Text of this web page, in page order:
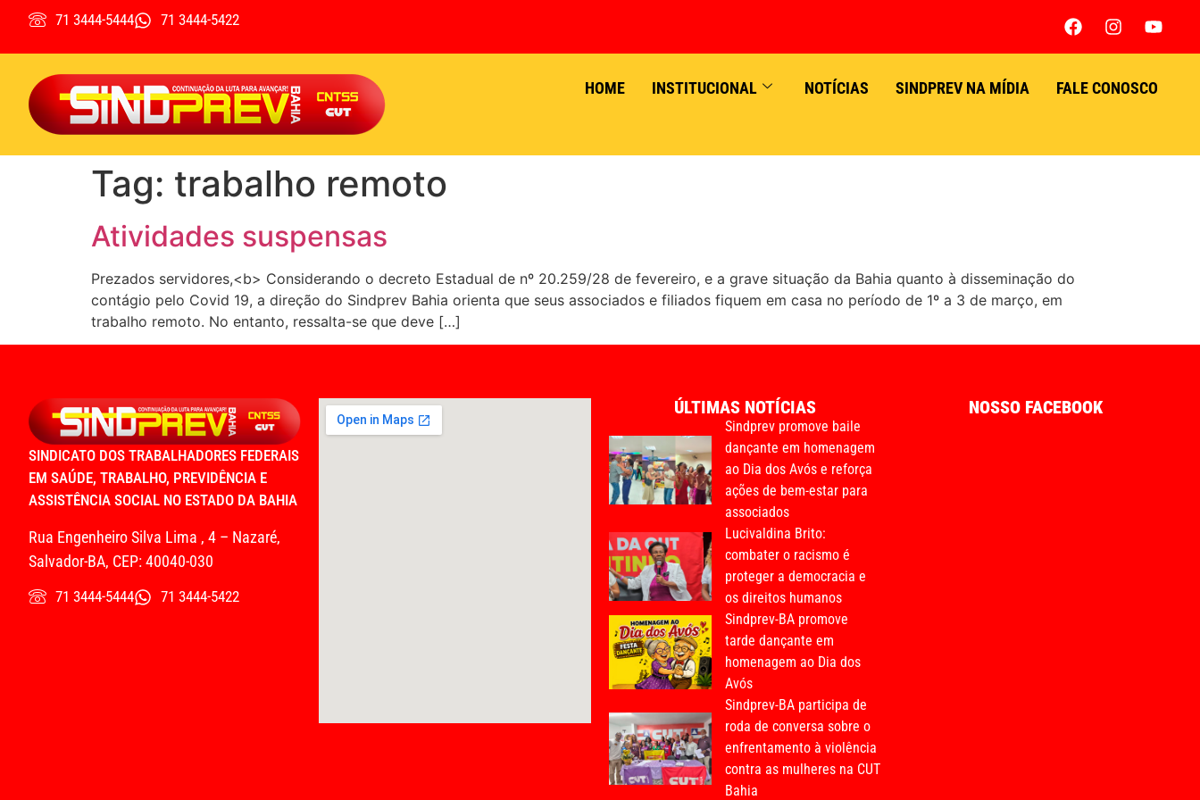
71 3444-5444 71 3444-5422
HOME INSTITUCIONAL NOTÍCIAS SINDPREV NA MÍDIA FALE CONOSCO
Tag: trabalho remoto
Atividades suspensas
Prezados servidores,<b> Considerando o decreto Estadual de nº 20.259/28 de fevereiro, e a grave situação da Bahia quanto à disseminação do
contágio pelo Covid 19, a direção do Sindprev Bahia orienta que seus associados e filiados fiquem em casa no período de 1º a 3 de março, em
trabalho remoto. No entanto, ressalta-se que deve […]
SINDICATO DOS TRABALHADORES FEDERAIS
EM SAÚDE, TRABALHO, PREVIDÊNCIA E
ASSISTÊNCIA SOCIAL NO ESTADO DA BAHIA
Rua Engenheiro Silva Lima , 4 – Nazaré,
Salvador-BA, CEP: 40040-030
71 3444-5444 71 3444-5422
ÚLTIMAS NOTÍCIAS
Sindprev promove baile
dançante em homenagem
ao Dia dos Avós e reforça
ações de bem-estar para
associados
Lucivaldina Brito:
combater o racismo é
proteger a democracia e
os direitos humanos
Sindprev-BA promove
tarde dançante em
homenagem ao Dia dos
Avós
Sindprev-BA participa de
roda de conversa sobre o
enfrentamento à violência
contra as mulheres na CUT
Bahia
NOSSO FACEBOOK